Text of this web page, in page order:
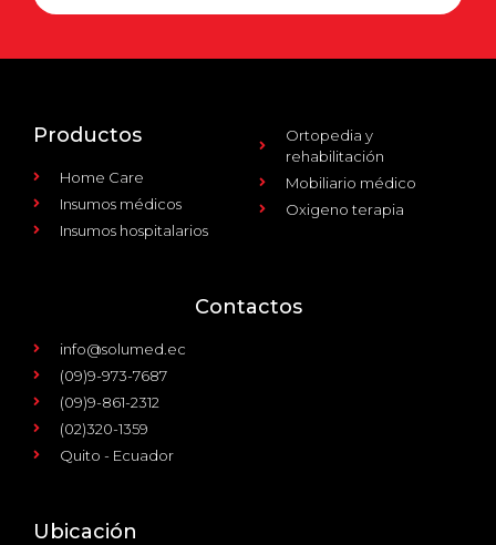
Productos
Home Care
Insumos médicos
Insumos hospitalarios
Ortopedia y
rehabilitación
Mobiliario médico
Oxigeno terapia
Contactos
info@solumed.ec
(09)9-973-7687
(09)9-861-2312
(02)320-1359
Quito - Ecuador
Ubicación